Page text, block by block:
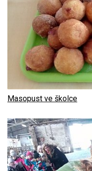
Masopust ve školce